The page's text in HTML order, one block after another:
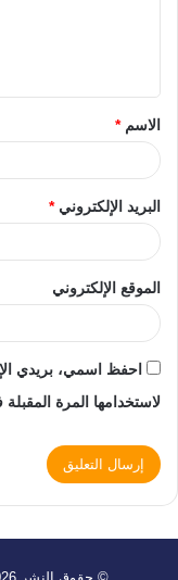
الاسم*
البريد الإلكتروني*
الموقع الإلكتروني
احفظ اسمي، بريدي
لاستخدامها المرة